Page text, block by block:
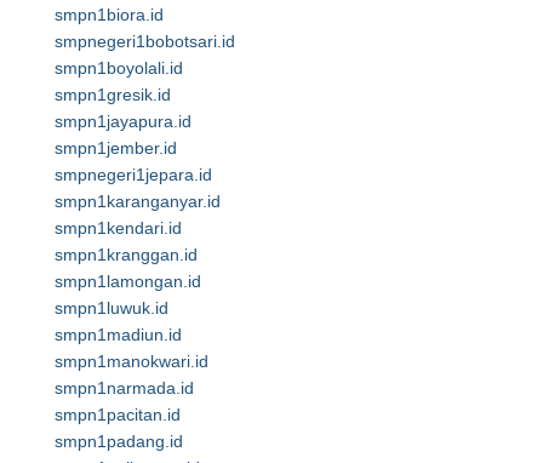
smpn1biora.id
smpnegeri1bobotsari.id
smpn1boyolali.id
smpn1gresik.id
smpn1jayapura.id
smpn1jember.id
smpnegeri1jepara.id
smpn1karanganyar.id
smpn1kendari.id
smpn1kranggan.id
smpn1lamongan.id
smpn1luwuk.id
smpn1madiun.id
smpn1manokwari.id
smpn1narmada.id
smpn1pacitan.id
smpn1padang.id